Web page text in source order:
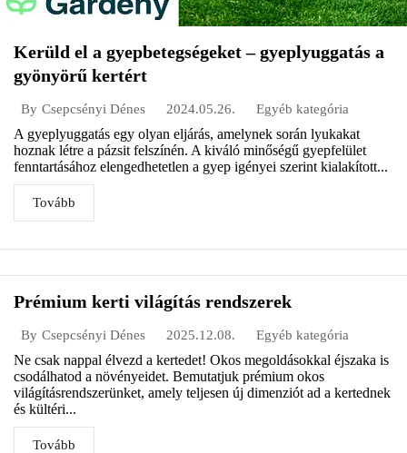
Kerüld el a gyepbetegségeket – gyeplyuggatás a
gyönyörű kertért
By Csepcsényi Dénes 2024.05.26. Egyéb kategória
A gyeplyuggatás egy olyan eljárás, amelynek során lyukakat
hoznak létre a pázsit felszínén. A kiváló minőségű gyepfelület
fenntartásához elengedhetetlen a gyep igényei szerint kialakított...
Tovább
Prémium kerti világítás rendszerek
By Csepcsényi Dénes 2025.12.08. Egyéb kategória
Ne csak nappal élvezd a kertedet! Okos megoldásokkal éjszaka is
csodálhatod a növényeidet. Bemutatjuk prémium okos
világításrendszerünket, amely teljesen új dimenziót ad a kertednek
és kültéri...
Tovább